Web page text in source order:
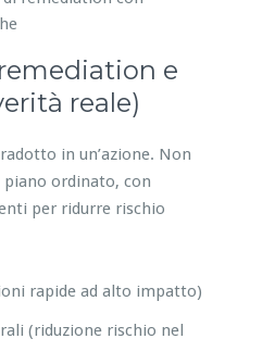
e
reale)
in un’azione. Non
ordinato, con
per ridurre rischio
rapide ad alto impatto)
(riduzione rischio nel